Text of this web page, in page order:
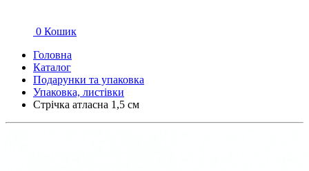
0 Кошик
Головна
Каталог
Подарунки та упаковка
Упаковка, листівки
Стрічка атласна 1,5 см